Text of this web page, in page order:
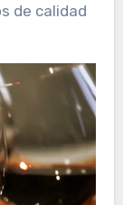
de calidad